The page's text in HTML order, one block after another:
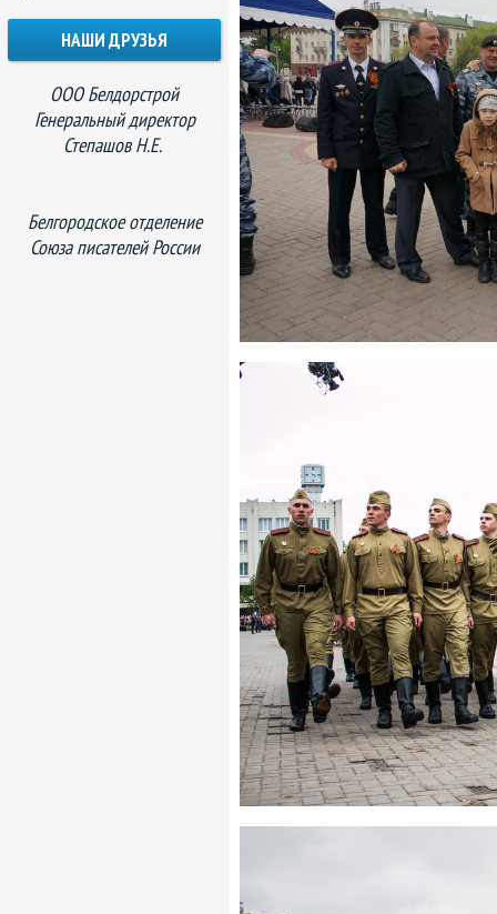
НАШИ ДРУЗЬЯ
ООО Белдорстрой
Генеральный директор
Степашов Н.Е.
Белгородское отделение
Союза писателей России